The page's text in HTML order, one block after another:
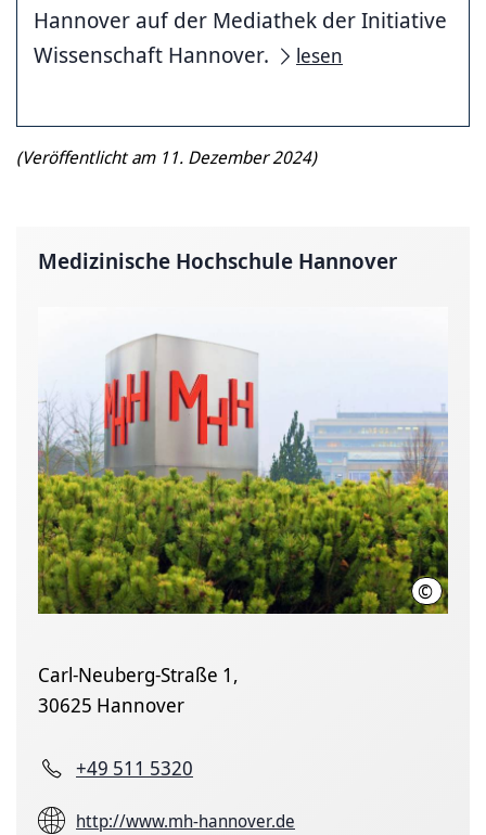
Hannover auf der Mediathek der Initiative
Wissenschaft Hannover.
lesen
(Veröffentlicht am 11. Dezember 2024)
Medizinische Hochschule Hannover
© Karin
Carl-Neuberg-Straße 1,
30625 Hannover
+49 511 5320
http://www.mh-hannover.de